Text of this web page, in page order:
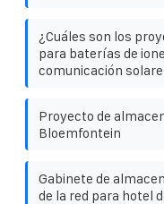
¿Cuáles son los
para baterías de
comunicación
Proyecto de
Bloemfontein
Gabinete de
de la red para hotel